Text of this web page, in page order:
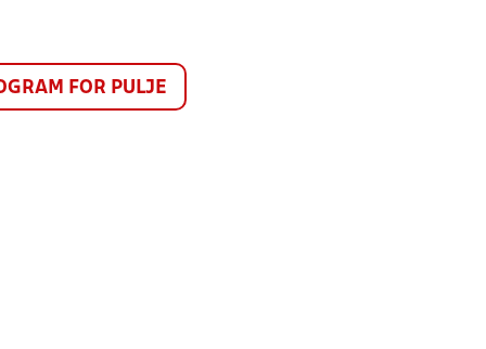
FOR PULJE